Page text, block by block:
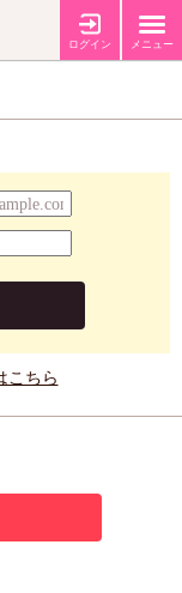
ログイン メニュー
こちら